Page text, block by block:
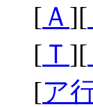
[ Ａ ][
[ Ｔ ][
[ア